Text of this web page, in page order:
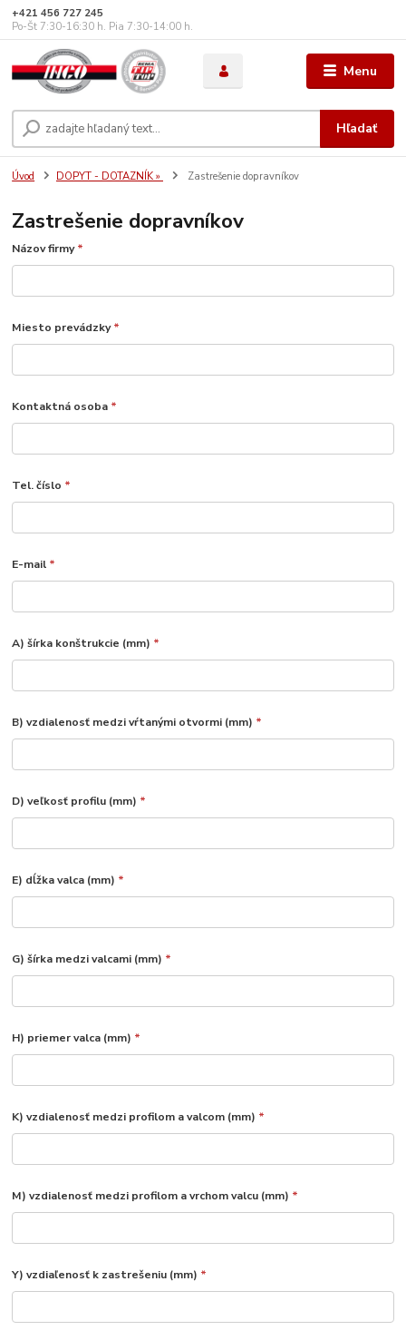
Menu
Hľadať
+421 456 727 245
Po-Št 7:30-16:30 h. Pia 7:30-14:00 h.
Úvod DOPYT - DOTAZNÍK » Zastrešenie dopravníkov
Zastrešenie dopravníkov
Názov firmy*
Miesto prevádzky*
Kontaktná osoba *
Tel. číslo *
E-mail *
A) šírka konštrukcie (mm) *
B) vzdialenosť medzi vŕtanými otvormi (mm) *
D) veľkosť profilu (mm) *
E) dĺžka valca (mm) *
G) šírka medzi valcami (mm) *
H) priemer valca (mm) *
K) vzdialenosť medzi profilom a valcom (mm) *
M) vzdialenosť medzi profilom a vrchom valcu (mm) *
Y) vzdiaľenosť k zastrešeniu (mm) *